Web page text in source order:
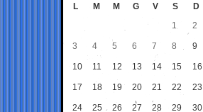
L M M G V S
D
1
2
3 4 5 6 7 8 9
10 11 12 13 14 15 16
17 18 19 20 21 22 23
24 25 26 27 28 29 30